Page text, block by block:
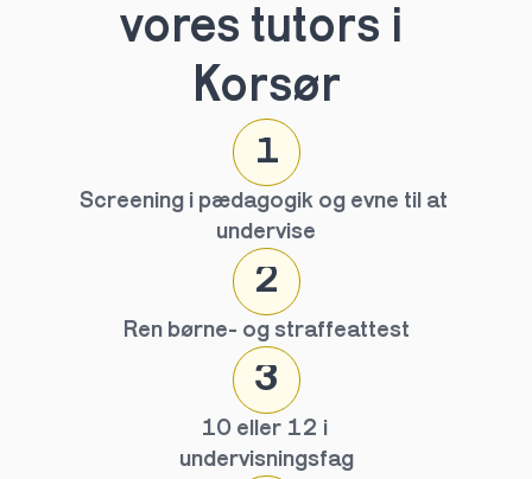
vores tutors i
Korsør
1
Screening i pædagogik og evne til at
undervise
2
Ren børne- og straffeattest
3
10 eller 12 i
undervisningsfag